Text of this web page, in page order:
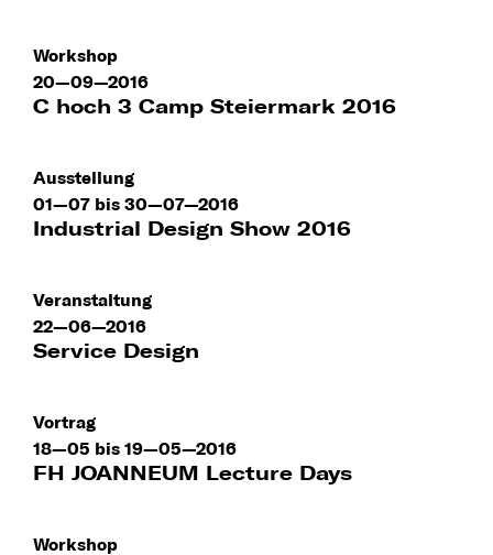
Workshop
20—09—2016
C hoch 3 Camp Steiermark 2016
Ausstellung
01—07 bis 30—07—2016
Industrial Design Show 2016
Veranstaltung
22—06—2016
Service Design
Vortrag
18—05 bis 19—05—2016
FH JOANNEUM Lecture Days
Workshop